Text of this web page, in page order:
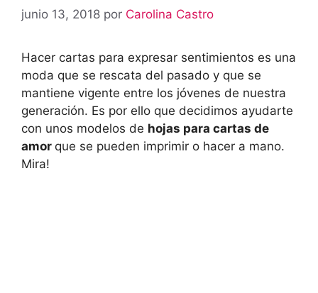
junio 13, 2018 por Carolina Castro
Hacer cartas para expresar sentimientos es una
moda que se rescata del pasado y que se
mantiene vigente entre los jóvenes de nuestra
generación. Es por ello que decidimos ayudarte
con unos modelos de hojas para cartas de
amor que se pueden imprimir o hacer a mano.
Mira!